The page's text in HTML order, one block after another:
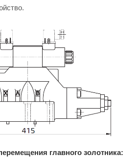
главного золотника: